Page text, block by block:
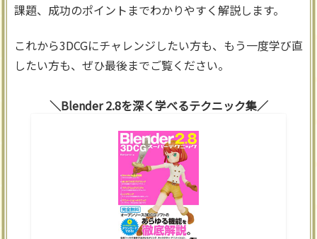
課題、成功のポイントまでわかりやすく解説します。
これから3DCGにチャレンジしたい方も、もう一度学び直
したい方も、ぜひ最後までご覧ください。
Blender 2.8を深く学べるテクニック集